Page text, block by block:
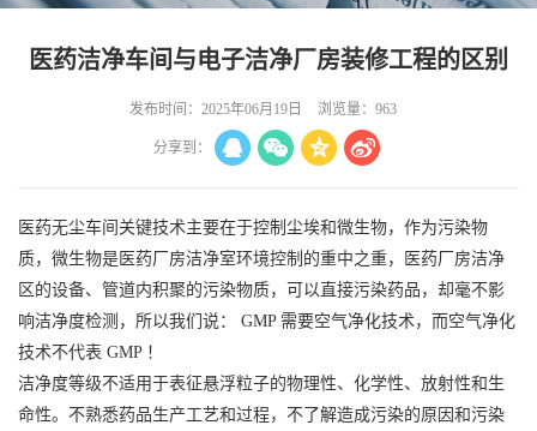
医药洁净车间与电子洁净厂房装修工程的区别
发布时间：2025年06月19日 浏览量：963
分享到：
医药无尘车间关键技术主要在于控制尘埃和微生物，作为污染物
质，微生物是医药厂房洁净室环境控制的重中之重，医药厂房洁净
区的设备、管道内积聚的污染物质，可以直接污染药品，却毫不影
响洁净度检测，所以我们说： GMP 需要空气净化技术，而空气净化
技术不代表 GMP ！
洁净度等级不适用于表征悬浮粒子的物理性、化学性、放射性和生
命性。不熟悉药品生产工艺和过程，不了解造成污染的原因和污染